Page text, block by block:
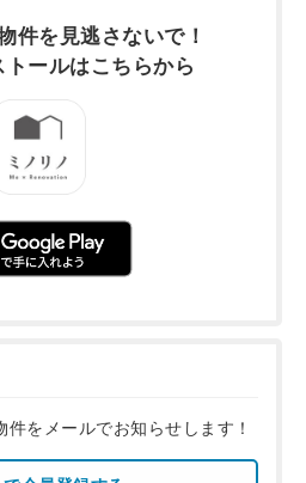
件を 見逃さないで！
トールはこちらから
をメールでお知らせします！